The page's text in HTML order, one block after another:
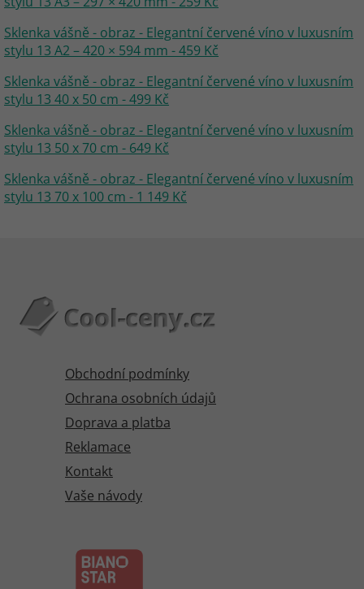
Sklenka vášně - obraz - Elegantní červené víno v luxusním
stylu 13 A2 – 420 × 594 mm - 459 Kč
Sklenka vášně - obraz - Elegantní červené víno v luxusním
stylu 13 40 x 50 cm - 499 Kč
Sklenka vášně - obraz - Elegantní červené víno v luxusním
stylu 13 50 x 70 cm - 649 Kč
Sklenka vášně - obraz - Elegantní červené víno v luxusním
stylu 13 70 x 100 cm - 1 149 Kč
Obchodní podmínky
Ochrana osobních údajů
Doprava a platba
Reklamace
Kontakt
Vaše návody